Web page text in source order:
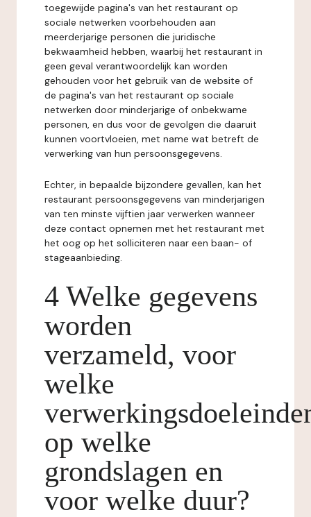
toegewijde pagina's van het restaurant op
sociale netwerken voorbehouden aan
meerderjarige personen die juridische
bekwaamheid hebben, waarbij het restaurant in
geen geval verantwoordelijk kan worden
gehouden voor het gebruik van de website of
de pagina's van het restaurant op sociale
netwerken door minderjarige of onbekwame
personen, en dus voor de gevolgen die daaruit
kunnen voortvloeien, met name wat betreft de
verwerking van hun persoonsgegevens.
Echter, in bepaalde bijzondere gevallen, kan het
restaurant persoonsgegevens van minderjarigen
van ten minste vijftien jaar verwerken wanneer
deze contact opnemen met het restaurant met
het oog op het solliciteren naar een baan- of
stageaanbieding.
4 Welke gegevens
worden
verzameld, voor
welke
op welke
grondslagen en
voor welke duur?